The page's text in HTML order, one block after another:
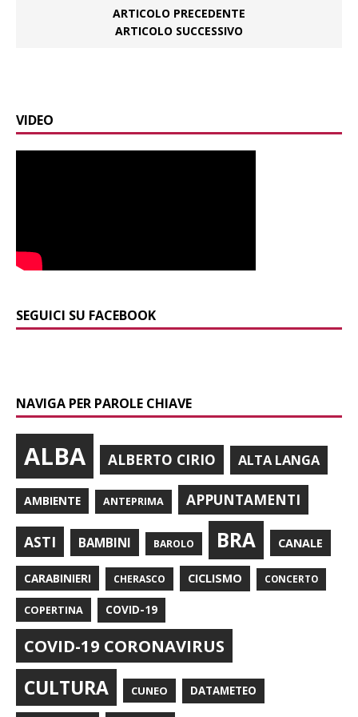
ARTICOLO PRECEDENTE
ARTICOLO SUCCESSIVO
VIDEO
SEGUICI SU FACEBOOK
NAVIGA PER PAROLE CHIAVE
ALBA ALBERTO CIRIO ALTA LANGA
AMBIENTE ANTEPRIMA APPUNTAMENTI
ASTI BAMBINI BAROLO BRA CANALE
CARABINIERI CHERASCO CICLISMO CONCERTO
COPERTINA COVID-19
COVID-19 CORONAVIRUS
CULTURA CUNEO DATAMETEO